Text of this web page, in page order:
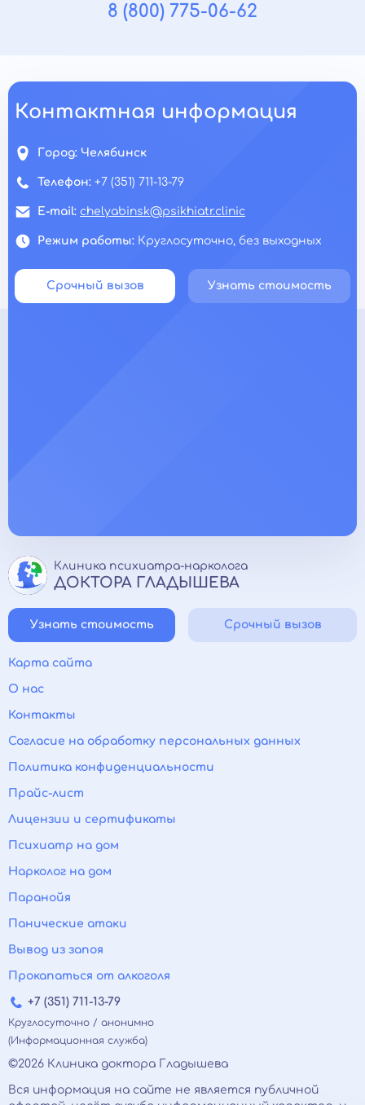
8 (800) 775-06-62
Контактная информация
Город: Челябинск
Телефон: +7 (351) 711-13-79
E-mail: chelyabinsk@psikhiatr.clinic
Режим работы: Круглосуточно, без выходных
Срочный вызов Узнать стоимость
Клиника психиатра-нарколога
ДОКТОРА ГЛАДЫШЕВА
Узнать стоимость Срочный вызов
Карта сайта
О нас
Контакты
Согласие на обработку персональных данных
Политика конфиденциальности
Прайс-лист
Лицензии и сертификаты
Психиатр на дом
Нарколог на дом
Паранойя
Панические атаки
Вывод из запоя
Прокапаться от алкоголя
+7 (351) 711-13-79
Круглосуточно / анонимно
(Информационная служба)
©2026 Клиника доктора Гладышева
Вся информация на сайте не является публичной